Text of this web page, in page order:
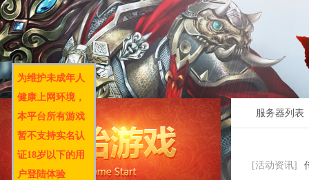
服务器列表
[活动资讯]
为维护未成年人
健康上网环境，
本平台所有游戏
暂不支持实名认
证18岁以下的用
户登陆体验